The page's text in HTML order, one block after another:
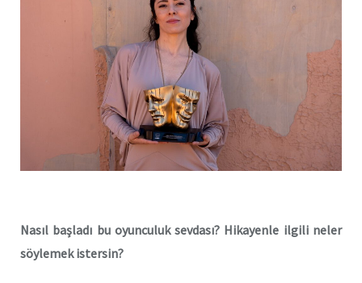
Nasıl başladı bu oyunculuk sevdası? Hikayenle ilgili neler
söylemek istersin?